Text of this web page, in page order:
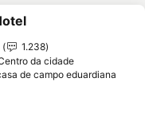
aos favoritos
1.238
da cidade
de campo eduardiana